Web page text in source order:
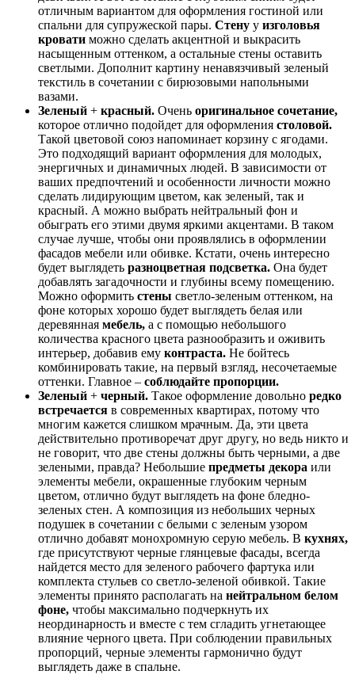
отличным вариантом для оформления гостиной или
спальни для супружеской пары. Стену у изголовья
кровати можно сделать акцентной и выкрасить
насыщенным оттенком, а остальные стены оставить
светлыми. Дополнит картину ненавязчивый зеленый
текстиль в сочетании с бирюзовыми напольными
вазами.
Зеленый + красный. Очень оригинальное сочетание,
которое отлично подойдет для оформления столовой.
Такой цветовой союз напоминает корзину с ягодами.
Это подходящий вариант оформления для молодых,
энергичных и динамичных людей. В зависимости от
ваших предпочтений и особенности личности можно
сделать лидирующим цветом, как зеленый, так и
красный. А можно выбрать нейтральный фон и
обыграть его этими двумя яркими акцентами. В таком
случае лучше, чтобы они проявлялись в оформлении
фасадов мебели или обивке. Кстати, очень интересно
будет выглядеть разноцветная подсветка. Она будет
добавлять загадочности и глубины всему помещению.
Можно оформить стены светло-зеленым оттенком, на
фоне которых хорошо будет выглядеть белая или
деревянная мебель, а с помощью небольшого
количества красного цвета разнообразить и оживить
интерьер, добавив ему контраста. Не бойтесь
комбинировать такие, на первый взгляд, несочетаемые
оттенки. Главное – соблюдайте пропорции.
Зеленый + черный. Такое оформление довольно редко
встречается в современных квартирах, потому что
многим кажется слишком мрачным. Да, эти цвета
действительно противоречат друг другу, но ведь никто и
не говорит, что две стены должны быть черными, а две
зелеными, правда? Небольшие предметы декора или
элементы мебели, окрашенные глубоким черным
цветом, отлично будут выглядеть на фоне бледно-
зеленых стен. А композиция из небольших черных
подушек в сочетании с белыми с зеленым узором
отлично добавят монохромную серую мебель. В кухнях,
где присутствуют черные глянцевые фасады, всегда
найдется место для зеленого рабочего фартука или
комплекта стульев со светло-зеленой обивкой. Такие
элементы принято располагать на нейтральном белом
фоне, чтобы максимально подчеркнуть их
неординарность и вместе с тем сгладить угнетающее
влияние черного цвета. При соблюдении правильных
пропорций, черные элементы гармонично будут
выглядеть даже в спальне.